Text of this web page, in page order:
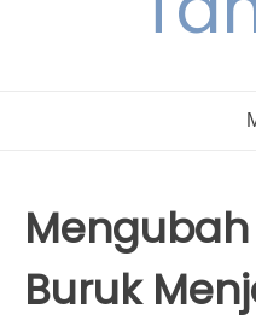
Buruk